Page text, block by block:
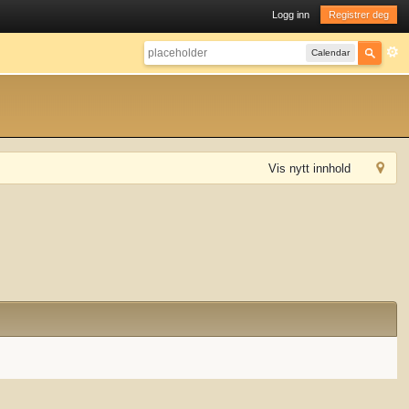
Logg inn Registrer deg
Calendar
Vis nytt innhold